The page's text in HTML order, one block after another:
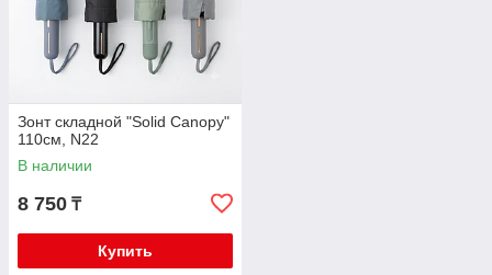
Зонт складной "Solid Canopy"
110см, N22
В наличии
8 750 ₸
Купить